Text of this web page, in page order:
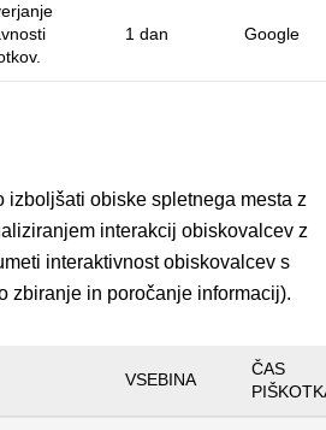
1 dan Google
izboljšati obiske spletnega mesta z
interakcij obiskovalcev z
interaktivnost obiskovalcev s
zbiranje in poročanje informacij).
VSEBINA
ČAS